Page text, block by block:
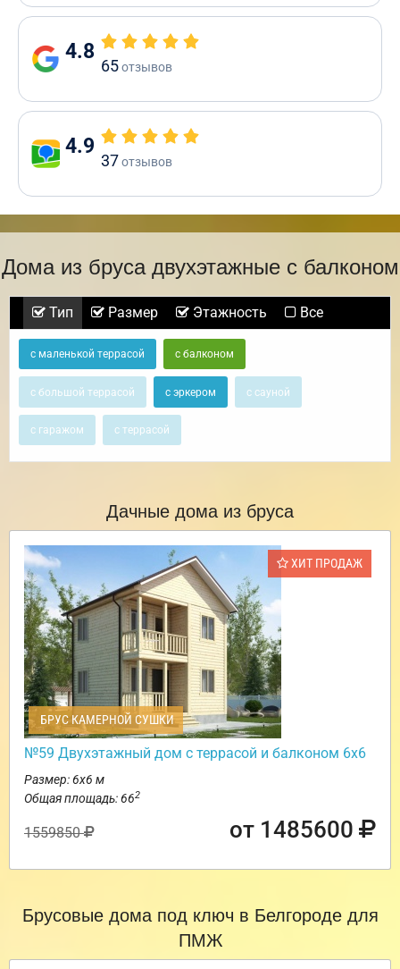
4.8
65отзывов
4.9
37отзывов
Дома из бруса двухэтажные с балконом
Тип Размер Этажность Все
с маленькой террасой с балконом
с большой террасой с эркером с сауной
с гаражом с террасой
Дачные дома из бруса
ХИТ ПРОДАЖ
БРУС КАМЕРНОЙ СУШКИ
№59 Двухэтажный дом с террасой и балконом 6х6
Размер: 6х6 м
Общая площадь: 662
1559850 от 1485600
Брусовые дома под ключ в Белгороде для
ПМЖ